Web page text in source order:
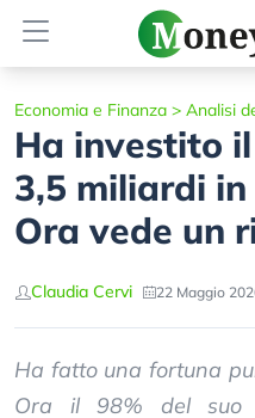
Economia e Finanza > Analisi
Ha investito
3,5 miliardi
Ora vede un
Claudia Cervi 22 Maggio
Ha fatto una fortuna
Ora il 98% del suo